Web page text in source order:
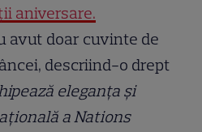
aniversare.
avut doar cuvinte de
descriind-o drept
eleganța și
a Nations